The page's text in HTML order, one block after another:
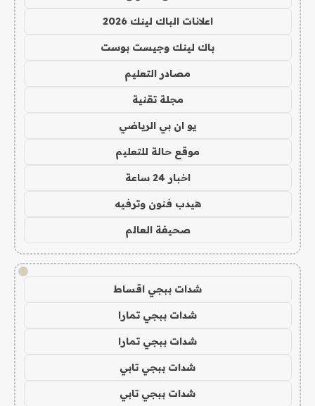
اعلانات الباك لينك 2026
باك لينك وجيست بوست
مصادر التعليم
مجلة تقنية
يو ان بي الرياضي
موقع حالة للتعليم
اخبار 24 ساعة
هيدب فنون وترفيه
صحيفة العالم
!
شدات ببجي اقساط
شدات ببجي تمارا
شدات ببجي تمارا
شدات ببجي تابي
شدات ببجي تابي